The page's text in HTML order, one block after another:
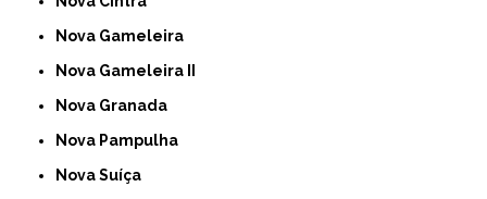
Nova Gameleira
Nova Gameleira II
Nova Granada
Nova Pampulha
Nova Suíça